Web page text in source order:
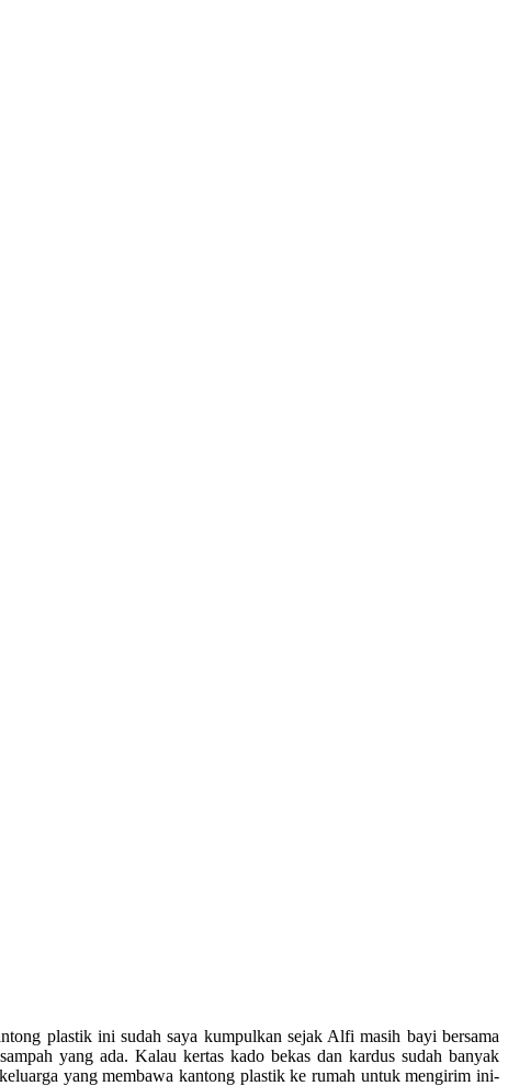
plastik ini sudah saya kumpulkan sejak Alfi masih bayi bersama
yang ada. Kalau kertas kado bekas dan kardus sudah banyak
yang membawa kantong plastik ke rumah untuk mengirim ini-